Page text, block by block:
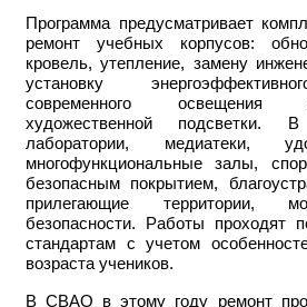
Программа предусматривает
ремонт учебных корпусов:
кровель, утепление, замену
установку
современного освещения
художественной подсветки.
лаборатории, медиатеки,
многофункциональные залы,
безопасным покрытием,
прилегающие территории,
безопасности. Работы проходят
стандартам с учетом
возраста учеников.
В СВАО в этому году ремонт